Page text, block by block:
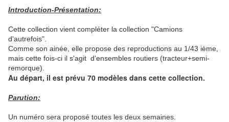
Introduction-Présentation:
Cette collection vient compléter la collection "Camions
d'autrefois".
Comme son ainée, elle propose des reproductions au 1/43 ième,
mais cette fois-ci il s'agit d'ensembles routiers (tracteur+semi-
remorque).
Au départ, il est prévu 70 modèles dans cette collection.
Parution:
Un numéro sera proposé toutes les deux semaines.